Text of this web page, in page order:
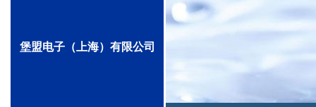
堡盟电子（上海）有限公司